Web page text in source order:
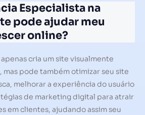
Especialista na
pode ajudar meu
online?
cria um site visualmente
pode também otimizar seu site
melhorar a experiência do usuário
de marketing digital para atrair
em clientes, ajudando assim seu